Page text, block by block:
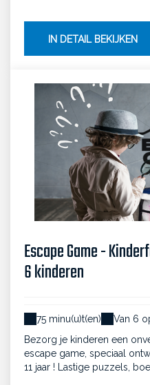
IN DETAIL BEKIJKEN
Escape Game -
6 kinderen
75 minu(u)t(en)
Van 6
Bezorg je kinderen een
escape game, speciaal
11 jaar ! Lastige puzzels,